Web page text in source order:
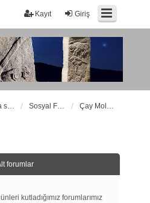
Giriş
Kayıt
Forum ana sayfa Sosyal Forumlarımız Çay Molası
forumlar
kutladığımız forumlarımız